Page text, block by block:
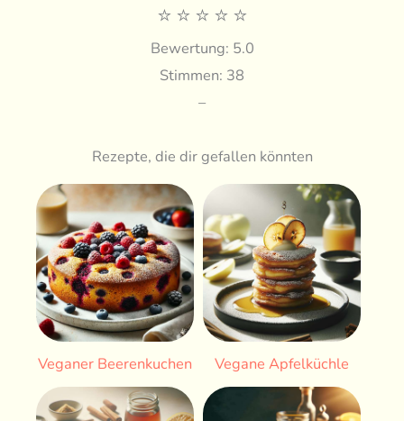
⭐ ⭐ ⭐ ⭐ ⭐
Bewertung: 5.0
Stimmen: 38
–
Rezepte, die dir gefallen könnten
Veganer Beerenkuchen Vegane Apfelküchle